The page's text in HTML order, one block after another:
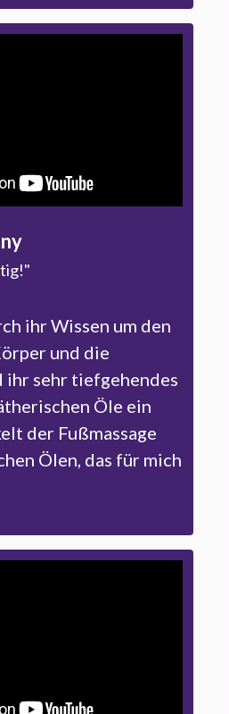
ihr Wissen um den
und die
ihr sehr tiefgehendes
Öle ein
der Fußmassage
Ölen, das für mich